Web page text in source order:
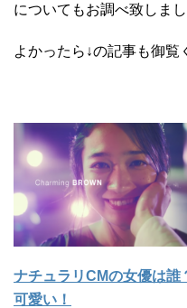
についてもお調べ致しまし
よかったら↓の記事も御覧
ナチュラリCMの女優は誰
可愛い！